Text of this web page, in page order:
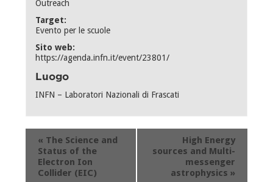
Outreach
Target:
Evento per le scuole
Sito web:
https://agenda.infn.it/event/23801/
Luogo
INFN – Laboratori Nazionali di Frascati
Evento
Navigation
« The Science and
Status of the
Electron Ion
Collider (EIC)
High Energy
sources and Multi-
messenger
astrophysics »